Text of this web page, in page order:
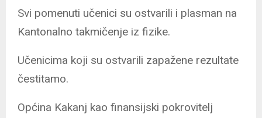
Svi pomenuti učenici su ostvarili i plasman na
Kantonalno takmičenje iz fizike.
Učenicima koji su ostvarili zapažene rezultate
čestitamo.
Općina Kakanj kao finansijski pokrovitelj